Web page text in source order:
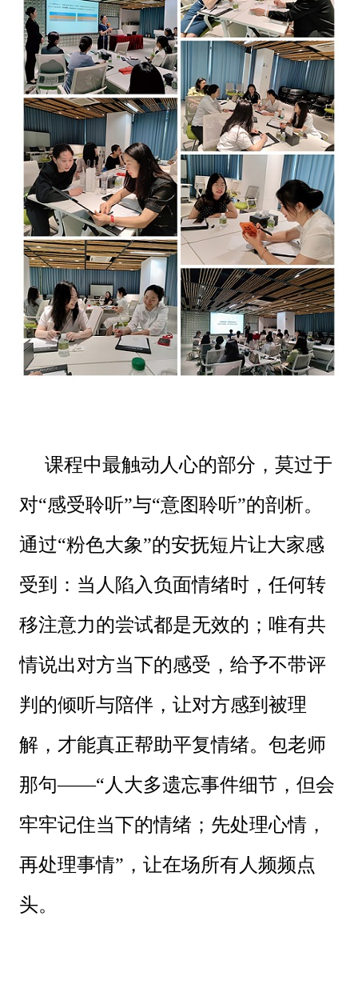
课程中最触动人心的部分，莫过于
对“感受聆听”与“意图聆听”的剖析。
通过“粉色大象”的安抚短片让大家感
受到：当人陷入负面情绪时，任何转
移注意力的尝试都是无效的；唯有共
情说出对方当下的感受，给予不带评
判的倾听与陪伴，让对方感到被理
解，才能真正帮助平复情绪。包老师
那句——“人大多遗忘事件细节，但会
牢牢记住当下的情绪；先处理心情，
再处理事情”，让在场所有人频频点
头。